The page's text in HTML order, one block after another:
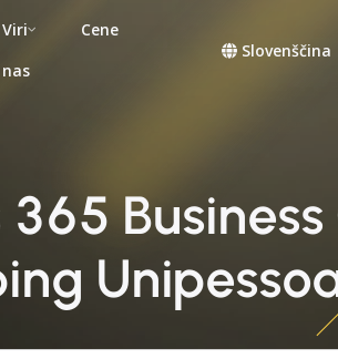
Viri
Cene
Slovenščina